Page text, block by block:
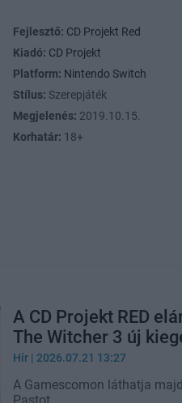
Fejlesztő: CD Projekt Red
Kiadó: CD Projekt
Platform: Nintendo Switch
Stílus: Szerepjáték
Megjelenés: 2019.10.15.
Korhatár: 18+
A CD Projekt RED
The Witcher 3 új
Hír | 2026.07.21 13:27
A Gamescomon láthatja
Pastot.